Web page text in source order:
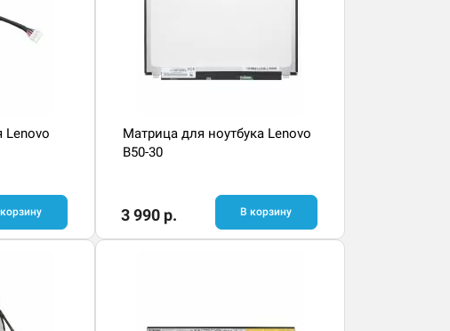
Lenovo
Матрица для ноутбука Lenovo
B50-30
3 990 р. В корзину